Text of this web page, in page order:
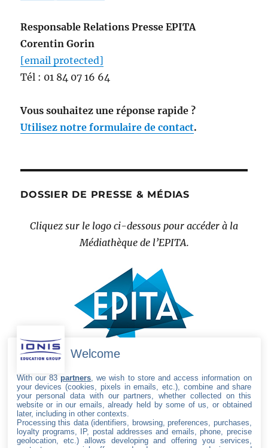
Responsable Relations Presse EPITA
Corentin Gorin
[email protected]
Tél : 01 84 07 16 64
Vous souhaitez une réponse rapide ?
Utilisez notre formulaire de contact.
DOSSIER DE PRESSE & MÉDIAS
Cliquez sur le logo ci-dessous pour accéder à la
Médiathèque de l’EPITA.
SUIVEZ L’EPITA
Welcome
With our 83 partners , we wish to store and access information on
your devices (cookies, pixels in emails, etc.), combine and share
your personal data with our partners, whether collected on this
website or in our emails, already held by some of us, or obtained
later, including in other contexts.
Processing this data (identifiers, browsing, preferences, purchases,
loyalty programs, IP, postal addresses and emails, phone, precise
geolocation, etc.) allows developing and offering you services,